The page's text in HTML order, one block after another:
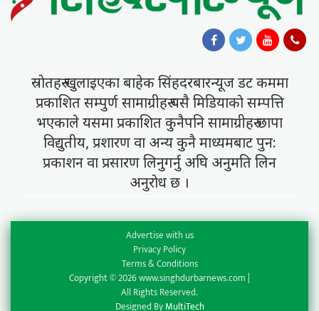
स्राेतहरु खुलाइएका बाहेक सिंहदरबारन्यूज डट कममा
प्रकाशित सम्पुर्ण सामाग्रीहरु यसै मिडियाकाे सम्पत्ति
भएकाले यसमा प्रकाशित कुनैपनि सामाग्रीहरु छापा
विद्युतीय, प्रशारण वा अन्य कुनै माध्यमबाट पुन:
प्रकाशन वा प्रसारण लिनुगर्नु अघि अनुमति लिन
अनुराेध छ ।
Advertise with us
Privacy Policy
Terms & Conditions
Copyright © 2026 www.singhdurbarnews.com |
All Rights Reserved.
Designed ByMultiTech